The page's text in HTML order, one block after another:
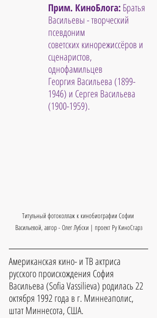
Прим. КиноБлога: Братья
Васильевы - творческий
псевдоним
советских кинорежиссёров и
сценаристов,
однофамильцев
Георгия Васильева (1899-
1946) и Сергея Васильева
(1900-1959).
Титульный фотоколлаж к кинобиографии Софии
Васильевой, автор - Олег Лубски | проект Ру КиноСтарз
Американская кино- и ТВ актриса
русского происхождения София
Васильева (Sofia Vassilieva) родилась 22
октября 1992 года в г. Миннеаполис,
штат Миннесота, США.